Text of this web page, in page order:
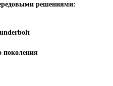
решениями:
поколения